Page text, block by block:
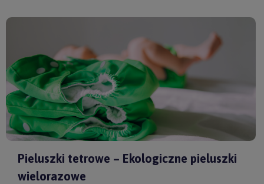
szybko i delikatnie usunąć zalegającą wydzielinę.
Pieluszki tetrowe – Ekologiczne pieluszki
wielorazowe